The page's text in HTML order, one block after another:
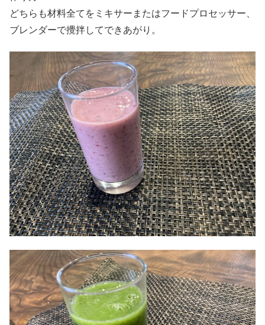
どちらも材料全てをミキサーまたはフードプロセッサー、
ブレンダーで攪拌してできあがり。